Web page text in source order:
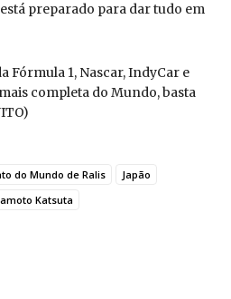
preparado para dar tudo em
Fórmula 1, Nascar, IndyCar e
completa do Mundo, basta
do Mundo de Ralis
Japão
Katsuta